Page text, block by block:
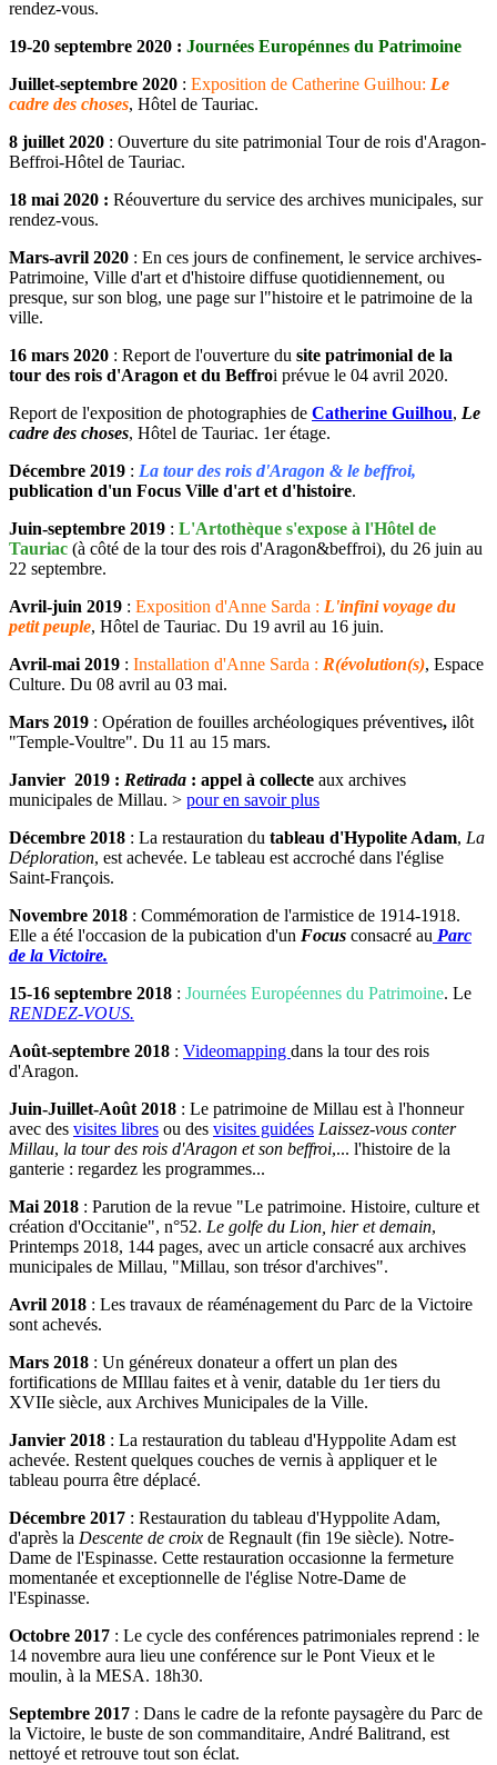
rendez-vous.
19-20 septembre 2020 : Journées Europénnes du Patrimoine
Juillet-septembre 2020 : Exposition de Catherine Guilhou: Le
cadre des choses, Hôtel de Tauriac.
8 juillet 2020 : Ouverture du site patrimonial Tour de rois d'Aragon-
Beffroi-Hôtel de Tauriac.
18 mai 2020 : Réouverture du service des archives municipales, sur
rendez-vous.
Mars-avril 2020 : En ces jours de confinement, le service archives-
Patrimoine, Ville d'art et d'histoire diffuse quotidiennement, ou
presque, sur son blog, une page sur l"histoire et le patrimoine de la
ville.
16 mars 2020 : Report de l'ouverture du site patrimonial de la
tour des rois d'Aragon et du Beffroi prévue le 04 avril 2020.
Report de l'exposition de photographies de Catherine Guilhou, Le
cadre des choses, Hôtel de Tauriac. 1er étage.
Décembre 2019 : La tour des rois d'Aragon & le beffroi,
publication d'un Focus Ville d'art et d'histoire.
Juin-septembre 2019 : L'Artothèque s'expose à l'Hôtel de
Tauriac (à côté de la tour des rois d'Aragon&beffroi), du 26 juin au
22 septembre.
Avril-juin 2019 : Exposition d'Anne Sarda : L'infini voyage du
petit peuple, Hôtel de Tauriac. Du 19 avril au 16 juin.
Avril-mai 2019 : Installation d'Anne Sarda : R(évolution(s), Espace
Culture. Du 08 avril au 03 mai.
Mars 2019 : Opération de fouilles archéologiques préventives, ilôt
"Temple-Voultre". Du 11 au 15 mars.
Janvier 2019 : Retirada : appel à collecte aux archives
municipales de Millau. > pour en savoir plus
Décembre 2018 : La restauration du tableau d'Hypolite Adam, La
Déploration, est achevée. Le tableau est accroché dans l'église
Saint-François.
Novembre 2018 : Commémoration de l'armistice de 1914-1918.
Elle a été l'occasion de la pubication d'un Focus consacré au Parc
de la Victoire.
15-16 septembre 2018 : Journées Européennes du Patrimoine. Le
RENDEZ-VOUS.
Août-septembre 2018 : Videomapping dans la tour des rois
d'Aragon.
Juin-Juillet-Août 2018 : Le patrimoine de Millau est à l'honneur
avec des visites libres ou des visites guidées Laissez-vous conter
Millau, la tour des rois d'Aragon et son beffroi,... l'histoire de la
ganterie : regardez les programmes...
Mai 2018 : Parution de la revue "Le patrimoine. Histoire, culture et
création d'Occitanie", n°52. Le golfe du Lion, hier etdemain,
Printemps 2018, 144 pages, avec un article consacré aux archives
municipales de Millau, "Millau, son trésor d'archives".
Avril 2018 : Les travaux de réaménagement du Parc de la Victoire
sont achevés.
Mars 2018 : Un généreux donateur a offert un plan des
fortifications de MIllau faites et à venir, datable du 1er tiers du
XVIIe siècle, aux Archives Municipales de la Ville.
Janvier 2018 : La restauration du tableau d'Hyppolite Adam est
achevée. Restent quelques couches de vernis à appliquer et le
tableau pourra être déplacé.
Décembre 2017 : Restauration du tableau d'Hyppolite Adam,
d'après la Descente de croix de Regnault (fin 19e siècle). Notre-
Dame de l'Espinasse. Cette restauration occasionne la fermeture
momentanée et exceptionnelle de l'église Notre-Dame de
l'Espinasse.
Octobre 2017 : Le cycle des conférences patrimoniales reprend : le
14 novembre aura lieu une conférence sur le Pont Vieux et le
moulin, à la MESA. 18h30.
Septembre 2017 : Dans le cadre de la refonte paysagère du Parc de
la Victoire, le buste de son commanditaire, André Balitrand, est
nettoyé et retrouve tout son éclat.